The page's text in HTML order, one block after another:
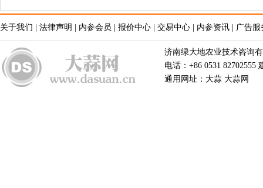
关于我们 法律声明 内参会员 报价中心 交易中心 内参资讯 广告服
济南绿大地农业技术咨询
电话：+86 0531 82702555
通用网址：大蒜 大蒜网